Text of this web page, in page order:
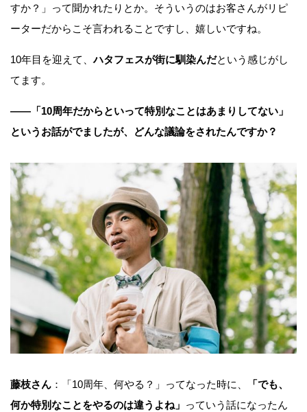
すか？」って聞かれたりとか。そういうのはお客さんがリピ
ーターだからこそ言われることですし、嬉しいですね。
10年目を迎えて、ハタフェスが街に馴染んだという感じがし
てます。
—— 「10周年だからといって特別なことはあまりしてない」
というお話がでましたが、どんな議論をされたんですか？
藤枝さん ：「10周年、何やる？」ってなった時に、
「でも、
何か特別なことをやるのは違うよね」 っていう話になったん